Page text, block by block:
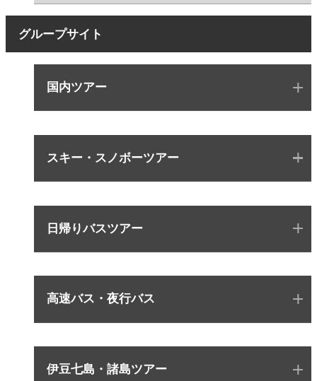
グループサイト
国内ツアー
スキー・スノボーツアー
日帰りバスツアー
高速バス・夜行バス
伊豆七島・諸島ツアー